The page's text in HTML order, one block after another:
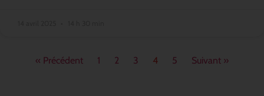
« Précédent 1 2 3 4 5 Suivant »